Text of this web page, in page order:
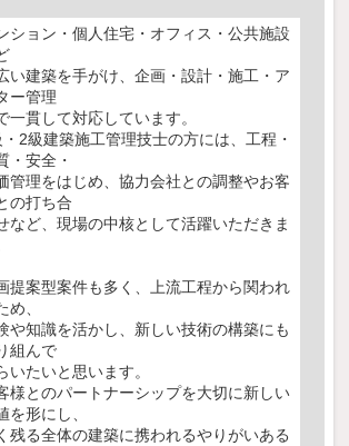
ション・個人住宅・オフィス・公共施設
い建築を手がけ、企画・設計・施工・ア
ー管理
一貫して対応しています。
・2級建築施工管理技士の方には、工程・
・安全・
管理をはじめ、協力会社との調整やお客
の打ち合
など、現場の中核として活躍いただきま
提案型案件も多く、上流工程から関われ
め、
や知識を活かし、新しい技術の構築にも
組んで
いたいと思います。
様とのパートナーシップを大切に新しい
を形にし、
残る全体の建築に携われるやりがいある